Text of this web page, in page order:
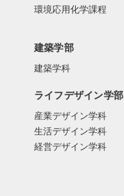
環境応用化学課程
建築学部
建築学科
ライフデザイン学部
産業デザイン学科
生活デザイン学科
経営デザイン学科